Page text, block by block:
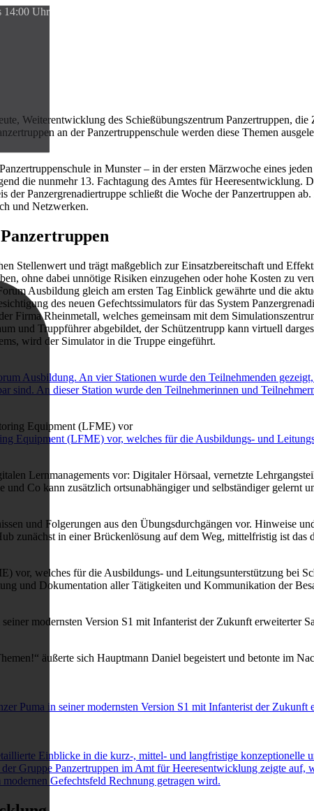
14:00 Uhr
Weiterentwicklung des Schießübungszentrum Panzertruppen,
an der Panzertruppenschule werden diese Themen
in Munster – in der ersten Märzwoche eines
die nunmehr 13. Fachtagung des Amtes für Heeresentwicklung.
der Panzergrenadiertruppe schließt die Woche der Panzertruppen
und Netzwerken.
Stellenwert und trägt maßgeblich zur Einsatzbereitschaft und
ohne dabei unnötige Risiken einzugehen oder hohe Kosten zu
Ausbildung gleich am ersten Tag Einblick gewährte und die
des neuen Gefechtssimulators für das System
Firma Rheinmetall, welches gemeinsam mit dem
und Truppführer abgebildet, der Schützentrupp kann virtuell
wird der Simulator in die Truppe eingeführt.
Ausbildung. An vier Stationen wurde den Teilnehmenden
sind. An dieser Station wurde den Teilnehmerinnen und
Equipment (LFME) vor, welches für die Ausbildungs- und
Lernmanagements vor: Digitaler Hörsaal, vernetzte
Co kann zusätzlich ortsunabhängiger und selbständiger gelernt
und Folgerungen aus den Übungsdurchgängen vor. Hinweise
zunächst in einer Brückenlösung auf dem Weg, mittelfristig ist
welches für die Ausbildungs- und Leitungsunterstützung bei
und Dokumentation aller Tätigkeiten und Kommunikation der
modernsten Version S1 mit Infanterist der Zukunft
äußerte sich Hauptmann Daniel begeistert und betonte im
Puma in seiner modernsten Version S1 mit Infanterist der
Einblicke in die kurz-, mittel- und langfristige konzeptionelle
Gruppe Panzertruppen im Amt für Heeresentwicklung zeigte auf,
Gefechtsfeld Rechnung getragen wird.